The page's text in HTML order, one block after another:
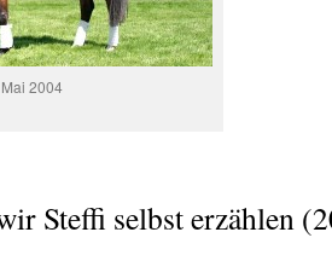
Mai 2004
Steffi selbst erzählen